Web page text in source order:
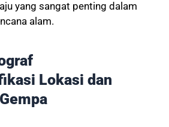
yang sangat penting dalam
alam.
Lokasi dan